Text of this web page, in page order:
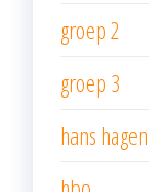
groep 2
groep 3
hans hagen